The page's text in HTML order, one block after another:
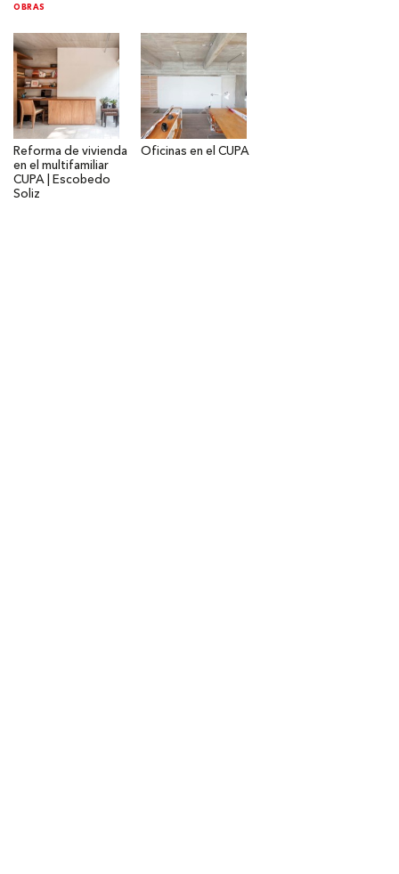
OBRAS
Reforma de vivienda
en el multifamiliar
CUPA | Escobedo
Soliz
Oficinas en el CUPA